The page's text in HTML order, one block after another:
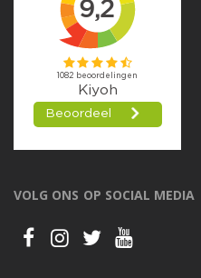
VOLG ONS OP SOCIAL MEDIA